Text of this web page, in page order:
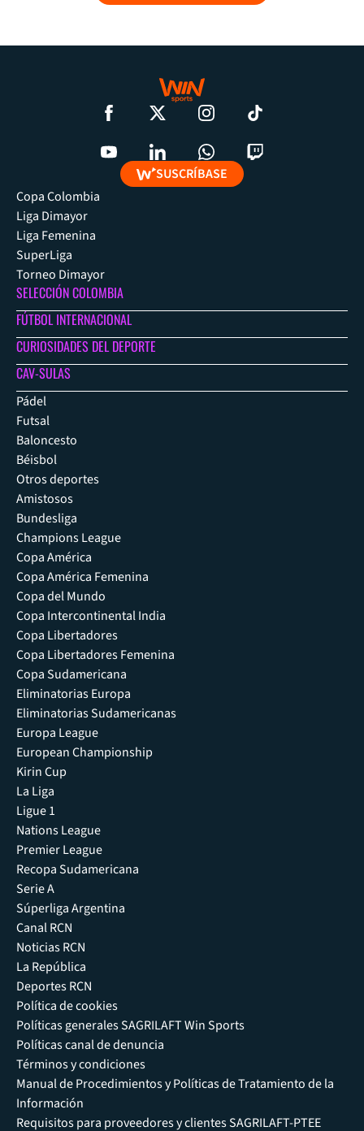
SUSCRÍBASE
Copa Colombia
Liga Dimayor
Liga Femenina
SuperLiga
Torneo Dimayor
SELECCIÓN COLOMBIA
FÚTBOL INTERNACIONAL
CURIOSIDADES DEL DEPORTE
CAV-SULAS
Pádel
Futsal
Baloncesto
Béisbol
Otros deportes
Amistosos
Bundesliga
Champions League
Copa América
Copa América Femenina
Copa del Mundo
Copa Intercontinental India
Copa Libertadores
Copa Libertadores Femenina
Copa Sudamericana
Eliminatorias Europa
Eliminatorias Sudamericanas
Europa League
European Championship
Kirin Cup
La Liga
Ligue 1
Nations League
Premier League
Recopa Sudamericana
Serie A
Súperliga Argentina
Canal RCN
Noticias RCN
La República
Deportes RCN
Política de cookies
Políticas generales SAGRILAFT Win Sports
Políticas canal de denuncia
Términos y condiciones
Manual de Procedimientos y Políticas de Tratamiento de la
Información
Requisitos para proveedores y clientes SAGRILAFT-PTEE